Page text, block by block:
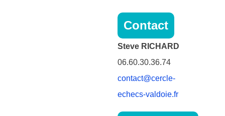
Contact
Steve RICHARD
06.60.30.36.74
contact@cercle-
echecs-valdoie.fr